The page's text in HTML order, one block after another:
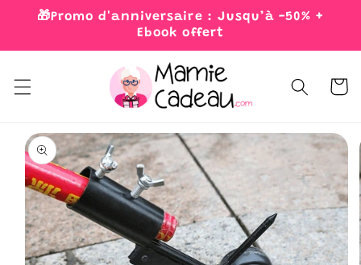
Skip to
🎁Promo d'anniversaire : Jusqu’à -50% +
Ebook offert
Cart
Skip to
product
information